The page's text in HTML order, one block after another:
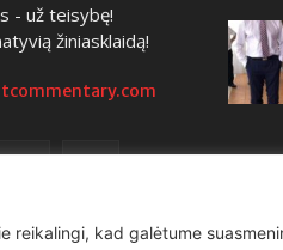
reikalingi, kad galėtume
- už teisybę!
žiniasklaidą!